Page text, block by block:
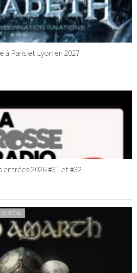
Paris et Lyon en 2027
entrées 2026 #31 et #32
METAL